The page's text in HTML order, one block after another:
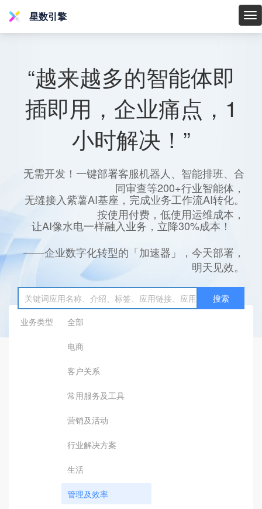
星
星数引擎
“越来越多的智能体即
插即用，企业痛点，1
小时解决！”
无需开发！一键部署客服机器人、智能排班、合
同审查等200+行业智能体，
无缝接入紫薯AI基座，完成业务工作流AI转化。
按使用付费，低使用运维成本，
让AI像水电一样融入业务，立降30%成本！
——企业数字化转型的「加速器」，今天部署，
明天见效。
搜索
业务类型
全部
电商
客户关系
常用服务及工具
营销及活动
行业解决方案
生活
管理及效率